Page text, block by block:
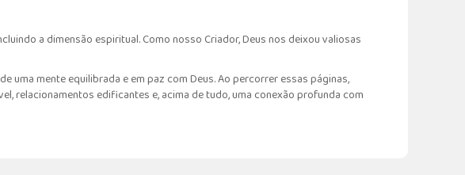
a dimensão espiritual. Como nosso Criador, Deus nos deixou valiosas
mente equilibrada e em paz com Deus. Ao percorrer essas páginas,
relacionamentos edificantes e, acima de tudo, uma conexão profunda com